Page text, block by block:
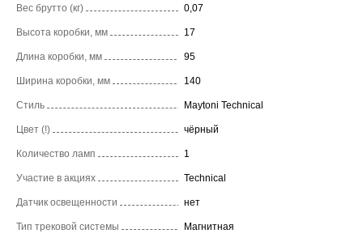
Вес брутто (кг) 0,07
Высота коробки, мм 17
Длина коробки, мм 95
Ширина коробки, мм 140
Стиль Maytoni Technical
Цвет (!) чёрный
Количество ламп 1
Участие в акциях Technical
Датчик освещенности нет
Тип трековой системы Магнитная